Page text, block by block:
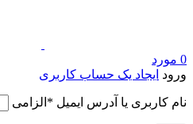
0 مورد
ورود ایجاد یک حساب کاربری
نام کاربری یا آدرس ایمیل * الزامی